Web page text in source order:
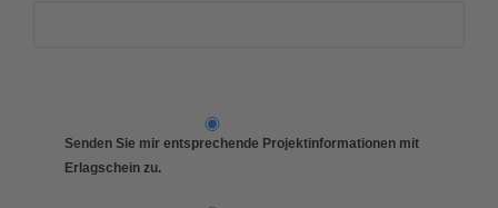
Senden Sie mir entsprechende Projektinformationen mit
Erlagschein zu.